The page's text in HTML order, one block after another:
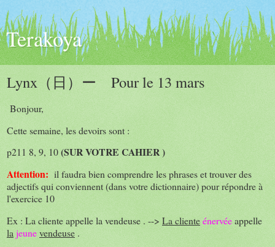
Terakoya
Lynx（日）ー Pour le 13 mars
Bonjour,
Cette semaine, les devoirs sont :
p211 8, 9, 10(SUR VOTRE CAHIER )
Attention: il faudra bien comprendre les phrases et trouver des
adjectifs qui conviennent (dans votre dictionnaire) pour répondre à
l'exercice 10
Ex : La cliente appelle la vendeuse . --> La clienteénervéeappelle
la jeunevendeuse .